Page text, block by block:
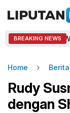
BREAKING NEWS
Sastra Winara
Home
Rudy
dengan